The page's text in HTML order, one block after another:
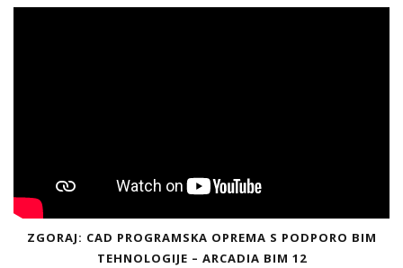
ZGORAJ: CAD PROGRAMSKA OPREMA S PODPORO BIM
TEHNOLOGIJE – ARCADIA BIM 12